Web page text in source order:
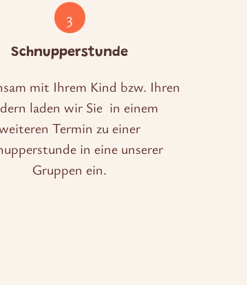
3
Schnupperstunde
mit Ihrem Kind bzw. Ihren
laden wir Sie in einem
Termin zu einer
in eine unserer
Gruppen ein.